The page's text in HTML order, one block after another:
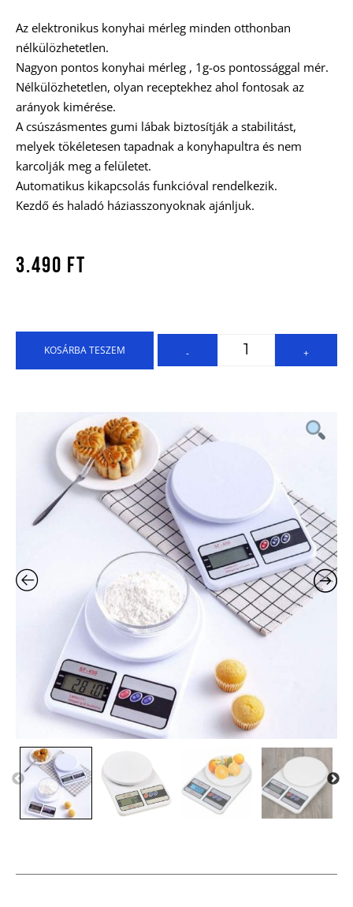
Az elektronikus konyhai mérleg minden otthonban
nélkülözhetetlen.
Nagyon pontos konyhai mérleg , 1g-os pontossággal mér.
Nélkülözhetetlen, olyan receptekhez ahol fontosak az
arányok kimérése.
A csúszásmentes gumi lábak biztosítják a stabilitást,
melyek tökéletesen tapadnak a konyhapultra és nem
karcolják meg a felületet.
Automatikus kikapcsolás funkcióval rendelkezik.
Kezdő és haladó háziasszonyoknak ajánljuk.
3.490 Ft
- +
KOSÁRBA TESZEM